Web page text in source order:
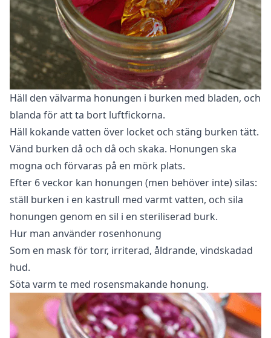
Häll den välvarma honungen i burken med bladen, och
blanda för att ta bort luftfickorna.
Häll kokande vatten över locket och stäng burken tätt.
Vänd burken då och då och skaka. Honungen ska
mogna och förvaras på en mörk plats.
Efter 6 veckor kan honungen (men behöver inte) silas:
ställ burken i en kastrull med varmt vatten, och sila
honungen genom en sil i en steriliserad burk.
Hur man använder rosenhonung
Som en mask för torr, irriterad, åldrande, vindskadad
hud.
Söta varm te med rosensmakande honung.